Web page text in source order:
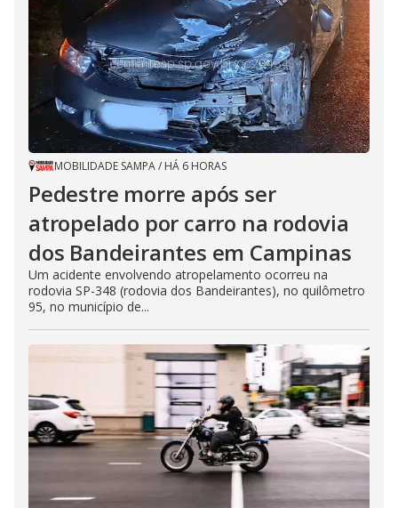
MOBILIDADE SAMPA/ HÁ 6 HORAS
Pedestre morre após ser
atropelado por carro na rodovia
dos Bandeirantes em Campinas
Um acidente envolvendo atropelamento ocorreu na
rodovia SP-348 (rodovia dos Bandeirantes), no quilômetro
95, no município de...